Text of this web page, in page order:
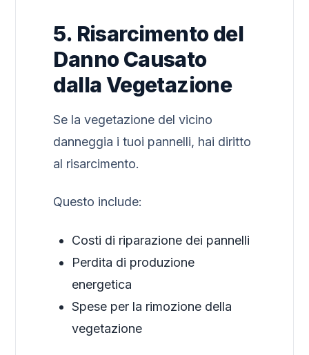
5. Risarcimento del
Danno Causato
dalla Vegetazione
Se la vegetazione del vicino
danneggia i tuoi pannelli, hai diritto
al risarcimento.
Questo include:
Costi di riparazione dei pannelli
Perdita di produzione
energetica
Spese per la rimozione della
vegetazione